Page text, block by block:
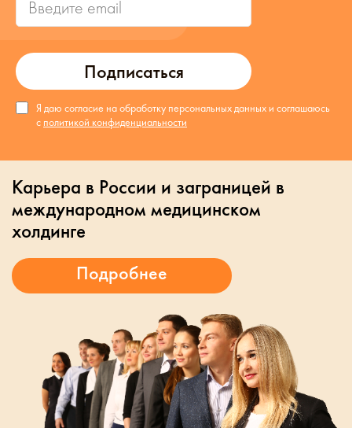
Подписаться
Я даю согласие на обработку персональных данных и соглашаюсь
с политикой конфиденциальности
Карьера в России и заграницей в
международном медицинском
холдинге